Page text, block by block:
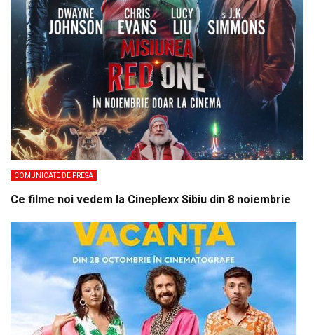
COMUNICATE DE PRESA
Ce filme noi vedem la Cineplexx Sibiu din 8 noiembrie